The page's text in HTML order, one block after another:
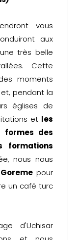
vous
aux
très belle
Cette
moments
pendant la
églises de
et les
formes des
formations
nous nous
pour
un café turc
d'Uchisar